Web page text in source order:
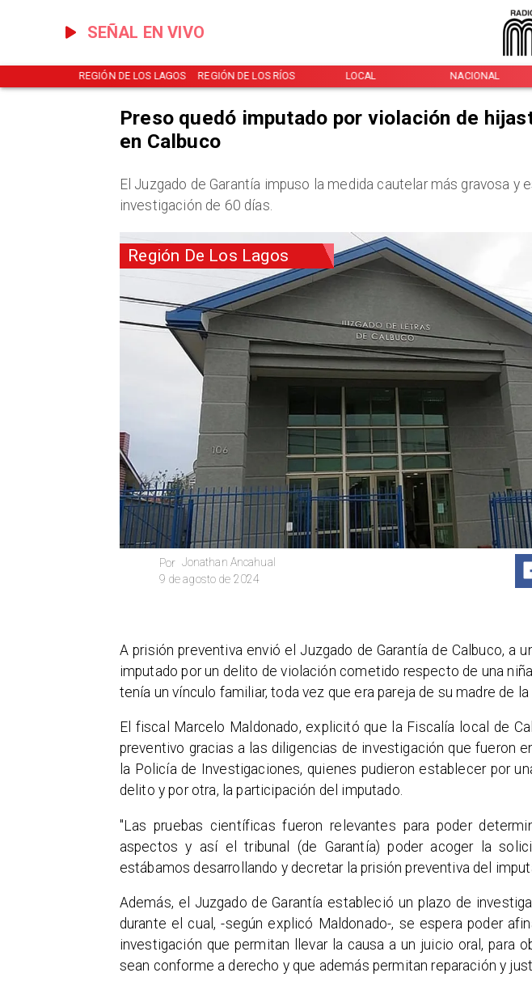
SEÑAL EN VIVO
REGIÓN DE LOS LAGOS REGIÓN DE LOS RÍOS LOCAL NACIONAL
Región De Los Lagos
Jonathan Ancahual
Por
9 de agosto de 2024
Preso quedó imputado por violación de
en Calbuco
​El Juzgado de Garantía impuso la medida cautelar más gravosa y
investigación de 60 días.
A prisión preventiva envió el Juzgado de Garantía de Calbuco, a
imputado por un delito de violación cometido respecto de una
tenía un vínculo familiar, toda vez que era pareja de su madre de la
El fiscal Marcelo Maldonado, explicitó que la Fiscalía local de
preventivo gracias a las diligencias de investigación que fueron
la Policía de Investigaciones, quienes pudieron establecer por
delito y por otra, la participación del imputado.
​"Las pruebas científicas fueron relevantes para poder
aspectos y así el tribunal (de Garantía) poder acoger la
estábamos desarrollando y decretar la prisión preventiva del
​Además, el Juzgado de Garantía estableció un plazo de
durante el cual, -según explicó Maldonado-, se espera poder
investigación que permitan llevar la causa a un juicio oral, para
sean conforme a derecho y que además permitan reparación y